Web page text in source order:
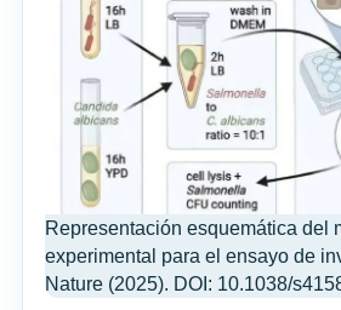
Representación esquemática del
experimental para el ensayo de
Nature (2025). DOI: 10.1038/